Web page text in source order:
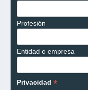
Profesión
Entidad o empresa
Privacidad *